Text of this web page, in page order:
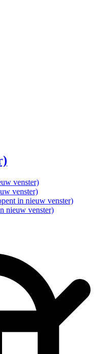
venster)
venster)
in nieuw venster)
nieuw venster)